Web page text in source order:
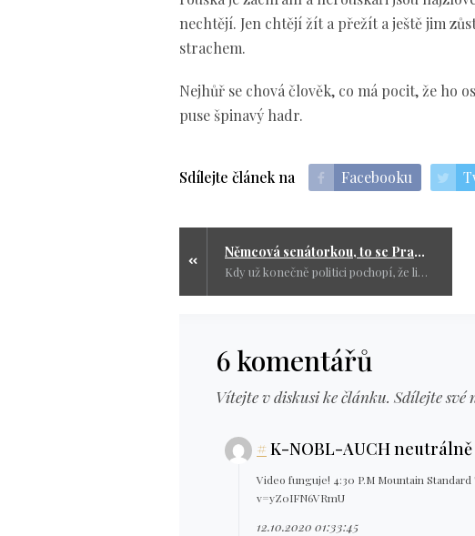
nechtějí. Jen chtějí žít a přežít a ještě jim
strachem.
Nejhůř se chová člověk, co má pocit, že ho
puse špinavý hadr.
Sdílejte článek na Facebooku
Němcová senátorkou, to se Pražáci asi zbláznili
Kdy už konečně politici pochopí, že lidé si senát nepřejí, nechtějí financovat staré vysloužilce a platit je i tehdy, když jsou z nich důchodci. Protože pobírají důchod a královský plat, měli by ho všichni věnovat tam, kde je peněz potřeba.
6 komentářů
Vítejte v diskusi ke článku. Sdílejte své
#K-NOBL-AUCH neutrálně
Video funguje! 4:30 P.M Mountain
v=yZ0IFN6VRmU
12.10.2020 01:33:45